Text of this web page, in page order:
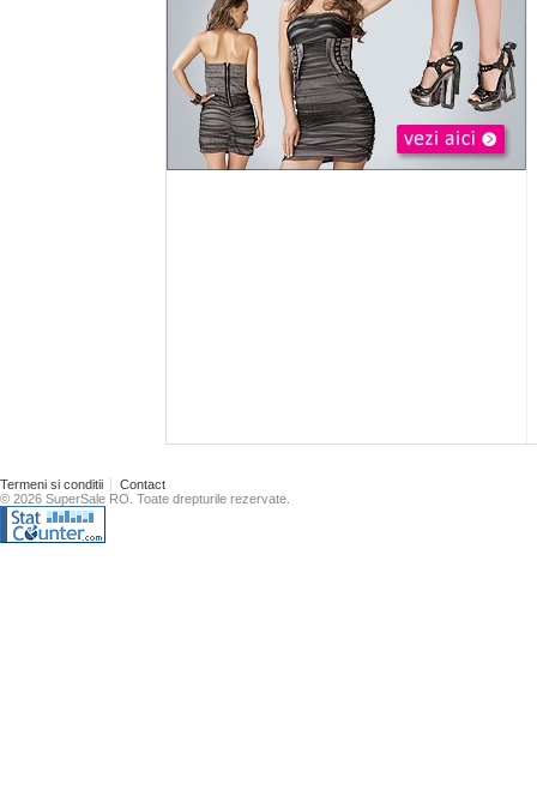
Termeni si conditii
Contact
© 2026 SuperSale RO. Toate drepturile rezervate.